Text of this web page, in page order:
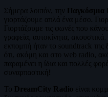
Σήμερα λοιπόν, την Παγκόσμια
γιορτάζουμε απλά ένα μέσο.
Γιορτάζουμε τις φωνές που
γραφεία, αυτοκίνητα,
εκπομπή ήταν το soundtrack της
ότι, ακόμη και στο web radio,
παραμένει η ίδια και πολλές
συναρπαστική!
Το DreamCity Radio είναι